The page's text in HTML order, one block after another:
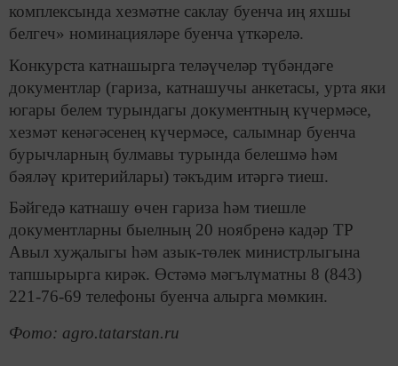
комплексында хезмәтне саклау буенча иң яхшы
белгеч» номинацияләре буенча үткәрелә.
Конкурста катнашырга теләүчеләр түбәндәге
документлар (гариза, катнашучы анкетасы, урта яки
югары белем турындагы документның күчермәсе,
хезмәт кенәгәсенең күчермәсе, салымнар буенча
бурычларның булмавы турында белешмә һәм
бәяләү критерийлары) тәкъдим итәргә тиеш.
Бәйгедә катнашу өчен гариза һәм тиешле
документларны быелның 20 ноябренә кадәр ТР
Авыл хуҗалыгы һәм азык-төлек министрлыгына
тапшырырга кирәк. Өстәмә мәгълүматны 8 (843)
221-76-69 телефоны буенча алырга мөмкин.
Фото: agro.tatarstan.ru